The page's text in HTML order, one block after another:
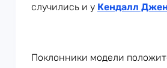
случились и у Кендалл
Поклонники модели